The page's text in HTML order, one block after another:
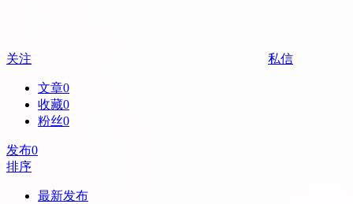
关注 私信
文章0
收藏0
粉丝0
发布0
排序
最新发布